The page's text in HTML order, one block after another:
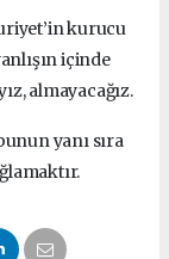
kurucu
içinde
almayacağız.
yanı sıra